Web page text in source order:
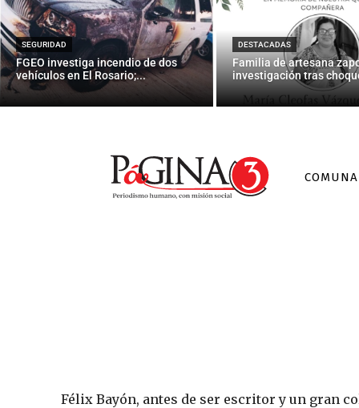
SEGURIDAD
FGEO investiga incendio de dos
vehículos en El Rosario;...
DESTACADAS
Familia de artesana
investigación tras
como
Félix Bayón, antes de ser escritor y un gran